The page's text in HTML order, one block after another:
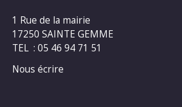
1 Rue de la mairie
17250 SAINTE GEMME
TEL : 05 46 94 71 51
Nous écrire